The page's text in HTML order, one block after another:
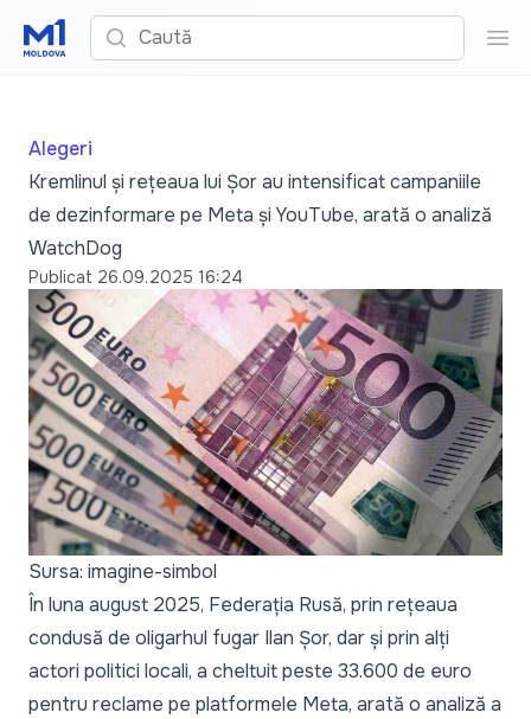
Caută
Alegeri
Kremlinul și rețeaua lui Șor au intensificat campaniile
de dezinformare pe Meta și YouTube, arată o analiză
WatchDog
Publicat 26.09.2025 16:24
Sursa: imagine-simbol
În luna august 2025, Federația Rusă, prin rețeaua
condusă de oligarhul fugar Ilan Șor, dar și prin alți
actori politici locali, a cheltuit peste 33.600 de euro
pentru reclame pe platformele Meta, arată o analiză a